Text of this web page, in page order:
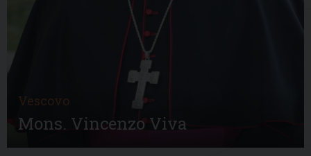
Vescovo
Mons. Vincenzo Viva